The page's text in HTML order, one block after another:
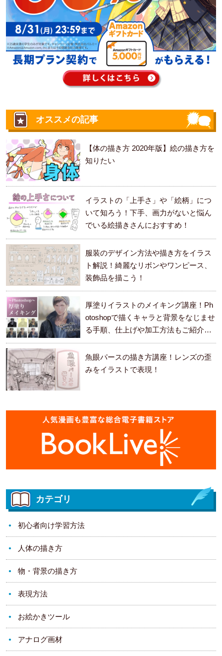
オススメの記事
【体の描き方 2020年版】絵の描き方を
知りたい
イラストの「上手さ」や「絵柄」につ
いて知ろう！下手、画力がないと悩ん
でいる絵描きさんにおすすめ！
服装のデザイン方法や描き方をイラス
ト解説！綺麗なリボンやワンピース、
装飾品を描こう！
厚塗りイラストのメイキング講座！Ph
otoshopで描くキャラと背景をなじませ
る手順、仕上げや加工方法もご紹介し
ます。
魚眼パースの描き方講座！レンズの歪
みをイラストで表現！
カテゴリ
初心者向け学習方法
人体の描き方
物・背景の描き方
表現方法
お絵かきツール
アナログ画材